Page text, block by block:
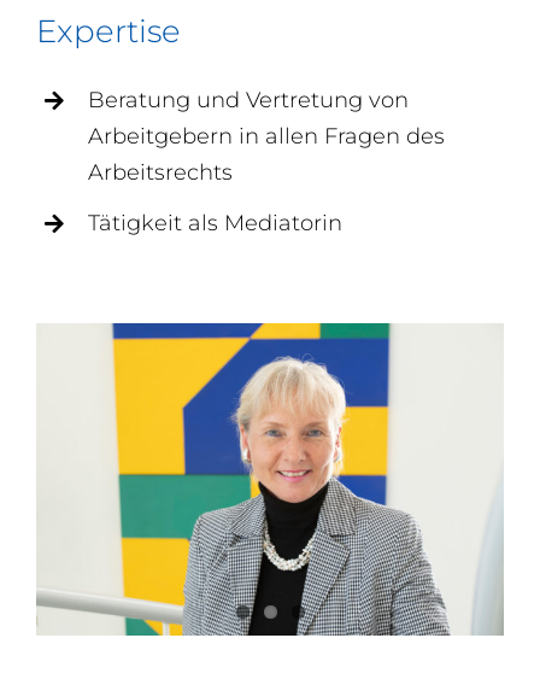
Expertise
Beratung und Vertretung von
Arbeitgebern in allen Fragen des
Arbeitsrechts
Tätigkeit als Mediatorin